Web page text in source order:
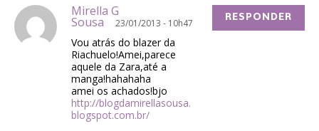
Mirella G
Sousa 23/01/2013 - 10h47
Vou atrás do blazer da
Riachuelo!Amei,parece
aquele da Zara,até a
manga!hahahaha
amei os achados!bjo
http://blogdamirellasousa.
blogspot.com.br/
RESPONDER